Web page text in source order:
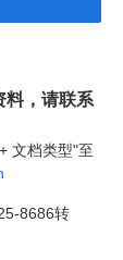
料，请联系
文档类型"至
8686转